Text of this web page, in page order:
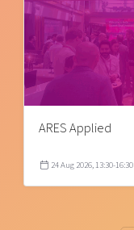
ARES Applied
24 Aug 2026, 13:30-16:30